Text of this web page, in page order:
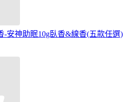
-安神助眠10g臥香&線香(五款任選)